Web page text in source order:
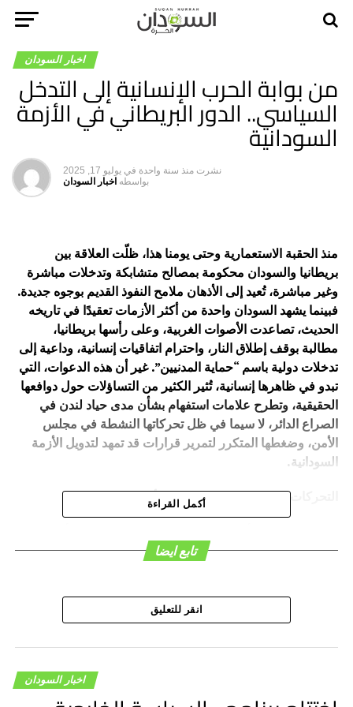
اخبار السودان
من بوابة الحرب الإنسانية إلى التدخل
السياسي.. الدور البريطاني في الأزمة
السودانية
نشرت منذ سنة واحدة في يوليو 17, 2025
بواسطه اخبار السودان
منذ الحقبة الاستعمارية وحتى يومنا هذا، ظلّت العلاقة بين
بريطانيا والسودان محكومة بمصالح متشابكة وتدخلات مباشرة
وغير مباشرة، تُعيد إلى الأذهان ملامح النفوذ القديم بوجوه جديدة.
فبينما يشهد السودان واحدة من أكثر الأزمات تعقيدًا في تاريخه
الحديث، تصاعدت الأصوات الغربية، وعلى رأسها بريطانيا،
مطالبة بوقف إطلاق النار، واحترام اتفاقيات إنسانية، وداعية إلى
تدخلات دولية باسم “حماية المدنيين”. غير أن هذه الدعوات، التي
تبدو في ظاهرها إنسانية، تُثير الكثير من التساؤلات حول دوافعها
الحقيقية، وتطرح علامات استفهام بشأن مدى حياد لندن في
الصراع الدائر، لا سيما في ظل تحركاتها النشطة في مجلس
الأمن، وضغطها المتكرر لتمرير قرارات قد تمهد لتدويل الأزمة
السودانية.
التحركات البريطانية ومسار تدويل الأزمة السودانية
مشروع القرار البريطاني، الذي طُرح قبل أكثر من نصف عام، لم
فعليًا منحها فرصة لإعادة التموضع والتمدد على الأرض، تحت
غطاء “الهدنة الإنسانية”.
ورغم مرور عدة أشهر على ذلك التحرك البريطاني، إلا أن
تداعياته ما تزال حاضرة في المشهد السياسي، حيث يُنظر إليه
أكمل القراءة
تابع ايضا
انقر للتعليق
اخبار السودان